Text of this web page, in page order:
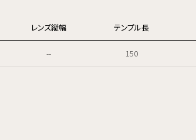
レンズ縦幅 テンプル長
-- 150